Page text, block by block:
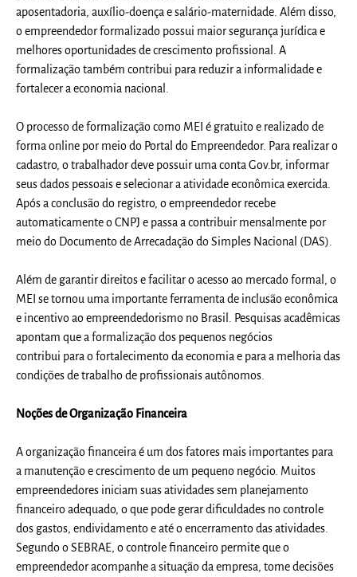
aposentadoria, auxílio-doença e salário-maternidade. Além disso,
o empreendedor formalizado possui maior segurança jurídica e
melhores oportunidades de crescimento profissional. A
formalização também contribui para reduzir a informalidade e
fortalecer a economia nacional.
O processo de formalização como MEI é gratuito e realizado de
forma online por meio do Portal do Empreendedor. Para realizar o
cadastro, o trabalhador deve possuir uma conta Gov.br, informar
seus dados pessoais e selecionar a atividade econômica exercida.
Após a conclusão do registro, o empreendedor recebe
automaticamente o CNPJ e passa a contribuir mensalmente por
meio do Documento de Arrecadação do Simples Nacional (DAS).
Além de garantir direitos e facilitar o acesso ao mercado formal, o
MEI se tornou uma importante ferramenta de inclusão econômica
e incentivo ao empreendedorismo no Brasil. Pesquisas acadêmicas
apontam que a formalização dos pequenos negócios
contribui para o fortalecimento da economia e para a melhoria das
condições de trabalho de profissionais autônomos.
Noções de Organização Financeira
A organização financeira é um dos fatores mais importantes para
a manutenção e crescimento de um pequeno negócio. Muitos
empreendedores iniciam suas atividades sem planejamento
financeiro adequado, o que pode gerar dificuldades no controle
dos gastos, endividamento e até o encerramento das atividades.
Segundo o SEBRAE, o controle financeiro permite que o
empreendedor acompanhe a situação da empresa, tome decisões